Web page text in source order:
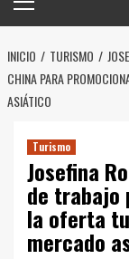
principal
INICIO TURISMO
CHINA PARA
ASIÁTICO
Turismo
Josefina
de trabajo
la oferta
mercado